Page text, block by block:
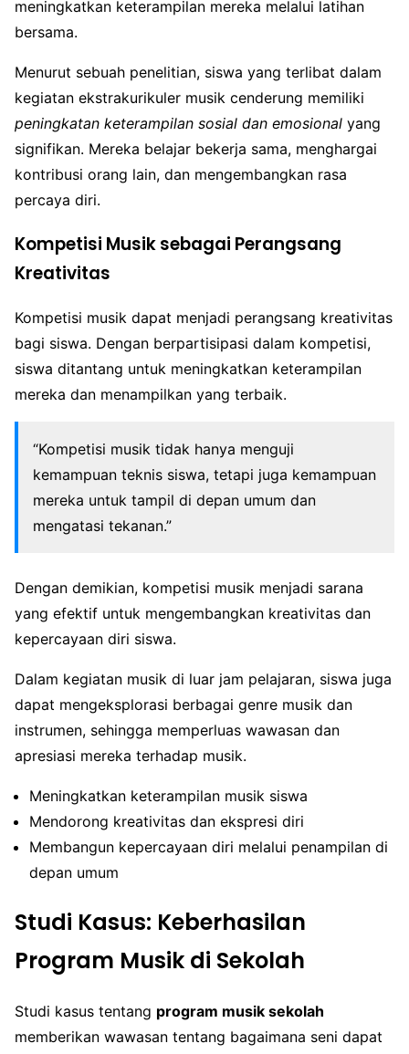
meningkatkan keterampilan mereka melalui latihan
bersama.
Menurut sebuah penelitian, siswa yang terlibat dalam
kegiatan ekstrakurikuler musik cenderung memiliki
peningkatan keterampilan sosial dan emosional yang
signifikan. Mereka belajar bekerja sama, menghargai
kontribusi orang lain, dan mengembangkan rasa
percaya diri.
Kompetisi Musik sebagai Perangsang
Kreativitas
Kompetisi musik dapat menjadi perangsang kreativitas
bagi siswa. Dengan berpartisipasi dalam kompetisi,
siswa ditantang untuk meningkatkan keterampilan
mereka dan menampilkan yang terbaik.
“Kompetisi musik tidak hanya menguji
kemampuan teknis siswa, tetapi juga kemampuan
mereka untuk tampil di depan umum dan
mengatasi tekanan.”
Dengan demikian, kompetisi musik menjadi sarana
yang efektif untuk mengembangkan kreativitas dan
kepercayaan diri siswa.
Dalam kegiatan musik di luar jam pelajaran, siswa juga
dapat mengeksplorasi berbagai genre musik dan
instrumen, sehingga memperluas wawasan dan
apresiasi mereka terhadap musik.
Meningkatkan keterampilan musik siswa
Mendorong kreativitas dan ekspresi diri
Membangun kepercayaan diri melalui penampilan di
depan umum
Studi Kasus: Keberhasilan
Program Musik di Sekolah
Studi kasus tentang program musik sekolah
memberikan wawasan tentang bagaimana seni dapat